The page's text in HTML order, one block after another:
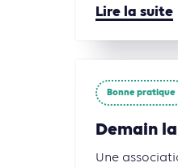
Lire la suite
Bonne pratique
Demain
Une